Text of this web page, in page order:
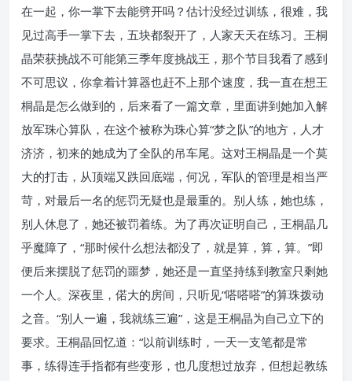
在一起，你一掌下去能劈开吗？估计没经过训练，很难，我
见过高手一掌下去，五块都裂开了，人家天天在练习。王桐
晶荣获挑战不可能第三季年度挑战王，那个节目我看了感到
不可思议，你拿着计算器也赶不上那个速度，我一直在想王
桐晶是怎么做到的，后来看了一篇文章，里面讲到她加入解
放军珠心算队，在这个被称为珠心算“梦之队”的地方，人才
济济，初来的她成为了全队的吊车尾。这对王桐晶是一个莫
大的打击，从顶端又跌回底端，何况，军队的管理是相当严
苛，对最后一名的惩罚无疑也是最重的。别人练，她也练，
别人休息了，她还被罚着练。为了再次证明自己，王桐晶几
乎魔障了，“那时候什么想法都没了，就是算，算，算。”即
便后来摆脱了惩罚的噩梦，她还是一直坚持练到教室只剩她
一个人。深夜里，偌大的房间，只听见“嗒嗒嗒”的算珠拨动
之音。“别人一遍，我就练三遍”，这是王桐晶为自己立下的
要求。王桐晶回忆道：“以前训练时，一天一支笔都是常
事，练得连手指都有些变形，也几度想过放弃，但想起教练